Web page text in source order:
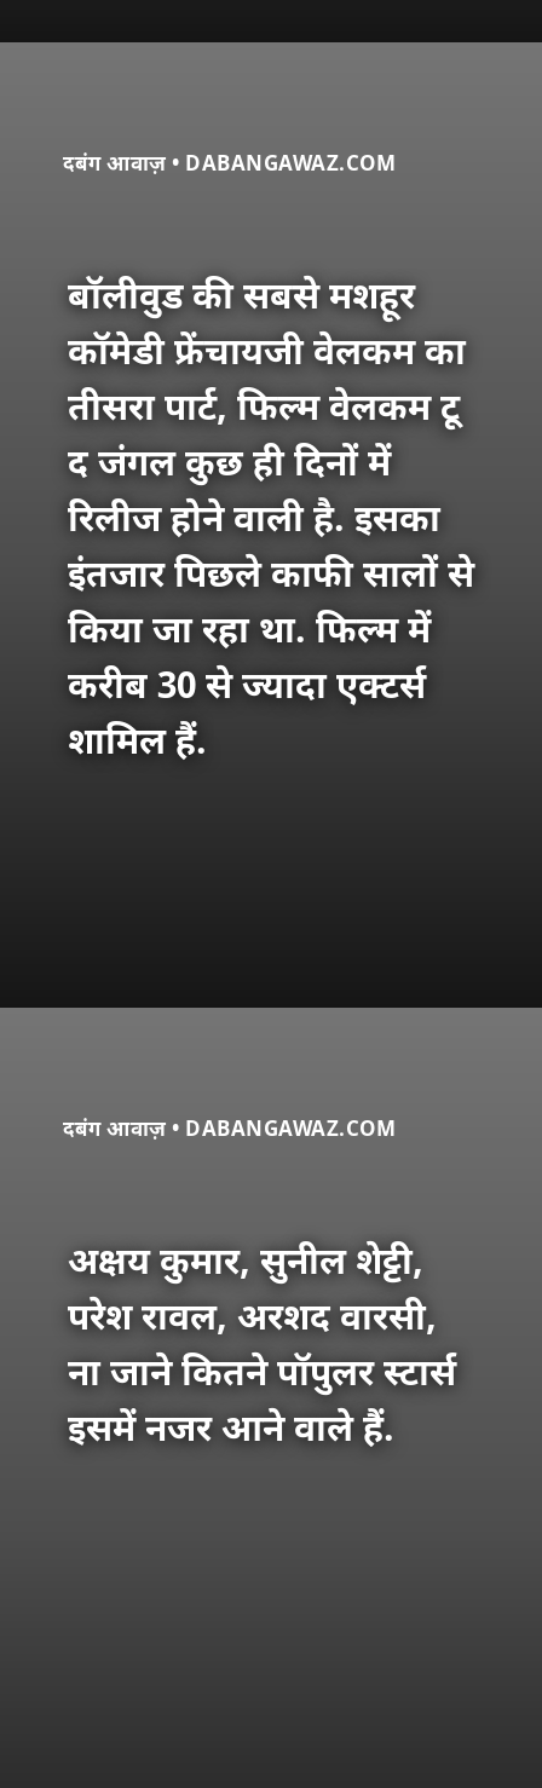
दबंग आवाज़ • DABANGAWAZ.COM
बॉलीवुड की सबसे मशहूर
कॉमेडी फ्रेंचायजी वेलकम का
तीसरा पार्ट, फिल्म वेलकम टू
द जंगल कुछ ही दिनों में
रिलीज होने वाली है. इसका
इंतजार पिछले काफी सालों से
किया जा रहा था. फिल्म में
करीब 30 से ज्यादा एक्टर्स
शामिल हैं.
दबंग आवाज़ • DABANGAWAZ.COM
अक्षय कुमार, सुनील शेट्टी,
परेश रावल, अरशद वारसी,
ना जाने कितने पॉपुलर स्टार्स
इसमें नजर आने वाले हैं.